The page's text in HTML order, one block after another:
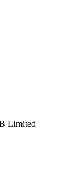
Limited